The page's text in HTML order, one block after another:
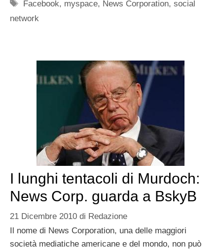
Tag
Facebook, myspace, News Corporation,social
network
I lunghi tentacoli di Murdoch:
News Corp. guarda a BskyB
21 Dicembre 2010 di Redazione
Il nome di News Corporation, una delle maggiori
società mediatiche americane e del mondo, non può